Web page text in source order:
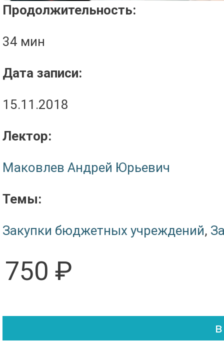
Продолжительность:
34 мин
Дата записи:
15.11.2018
Лектор:
Маковлев Андрей Юрьевич
Темы:
Закупки бюджетных учреждений,
750 ₽